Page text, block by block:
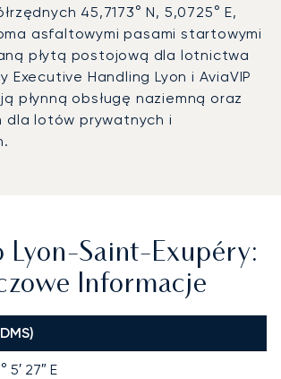
45,7173° N, 5,0725° E,
asfaltowymi pasami startowymi
płytą postojową dla lotnictwa
Executive Handling Lyon i AviaVIP
płynną obsługę naziemną oraz
dla lotów prywatnych i
Lyon-Saint-Exupéry:
Informacje
5′ 27″ E